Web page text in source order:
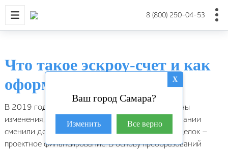
8 (800) 250-04-53
НОВОСТРОЙКИ ДОМА И
X
Ваш город Самара?
Изменить Все верно
Что такое эскроу-счет и как
оформить с ним сделку
В 2019 году в законодательство РФ были внесены
изменения, согласно которым строительные компании
сменили долевое строительство на новый вид сделок –
проектное финансирование. В основу преобразований